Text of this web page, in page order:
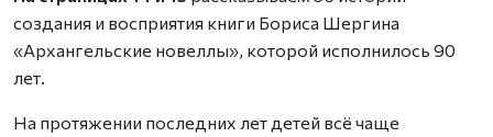
создания и восприятия книги Бориса Шергина
«Архангельские новеллы», которой исполнилось 90
лет.
На протяжении последних лет детей всё чаще